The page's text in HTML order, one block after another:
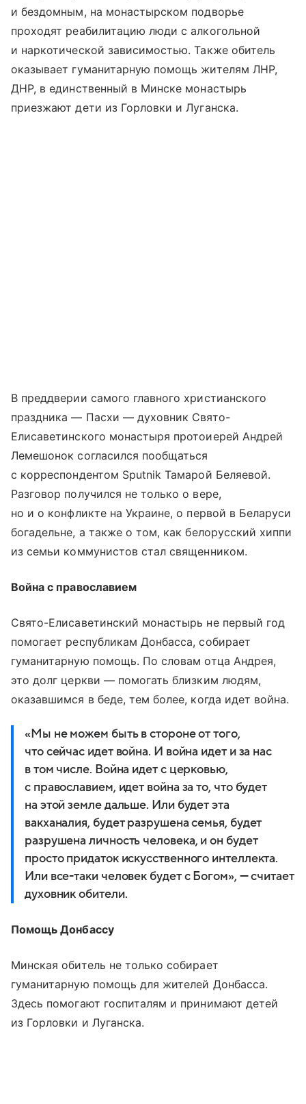
и бездомным, на монастырском подворье
проходят реабилитацию люди с алкогольной
и наркотической зависимостью. Также обитель
оказывает гуманитарную помощь жителям ЛНР,
ДНР, в единственный в Минске монастырь
приезжают дети из Горловки и Луганска.
В преддверии самого главного христианского
праздника — Пасхи — духовник Свято-
Елисаветинского монастыря протоиерей Андрей
Лемешонок согласился пообщаться
с корреспондентом Sputnik Тамарой Беляевой.
Разговор получился не только о вере,
но и о конфликте на Украине, о первой в Беларуси
богадельне, а также о том, как белорусский хиппи
из семьи коммунистов стал священником.
Война с православием
Свято-Елисаветинский монастырь не первый год
помогает республикам Донбасса, собирает
гуманитарную помощь. По словам отца Андрея,
это долг церкви — помогать близким людям,
оказавшимся в беде, тем более, когда идет война.
«Мы не можем быть в стороне от того,
что сейчас идет война. И война идет и за нас
в том числе. Война идет с церковью,
с православием, идет война за то, что будет
на этой земле дальше. Или будет эта
вакханалия, будет разрушена семья, будет
разрушена личность человека, и он будет
просто придаток искусственного интеллекта.
Или все-таки человек будет с Богом», — считает
духовник обители.
Помощь Донбассу
Минская обитель не только собирает
гуманитарную помощь для жителей Донбасса.
Здесь помогают госпиталям и принимают детей
из Горловки и Луганска.